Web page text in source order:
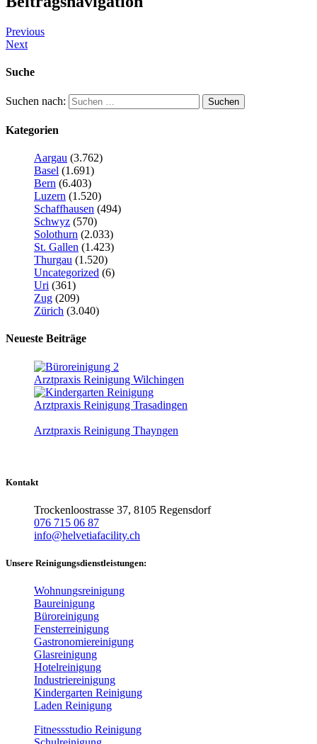
Previous
Next
Suche
Suchen nach:
Kategorien
Aargau (3.762)
Basel (1.691)
Bern (6.403)
Luzern (1.520)
Schaffhausen (494)
Schwyz (570)
Solothurn (2.033)
St. Gallen (1.423)
Thurgau (1.520)
Uncategorized (6)
Uri (361)
Zug (209)
Zürich (3.040)
Neueste Beiträge
Arztpraxis Reinigung Wilchingen
Arztpraxis Reinigung Trasadingen
Arztpraxis Reinigung Thayngen
Kontakt
Trockenloostrasse 37, 8105 Regensdorf
076 715 06 87
info@helvetiafacility.ch
Unsere Reinigungsdienstleistungen:
Wohnungsreinigung
Baureinigung
Büroreinigung
Fensterreinigung
Gastronomiereinigung
Glasreinigung
Hotelreinigung
Industriereinigung
Kindergarten Reinigung
Laden Reinigung
Fitnessstudio Reinigung